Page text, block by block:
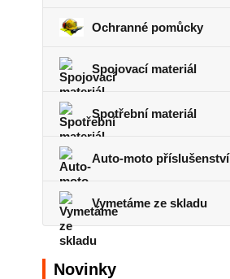
Ochranné pomůcky
Spojovací materiál
Spotřební materiál
Auto-moto příslušenství
Vymetáme ze skladu
Novinky